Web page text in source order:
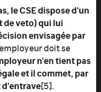
le CSE dispose d'un
veto) qui lui
envisagée par
doit se
n'en tient pas
et il commet, par
d'entrave[5].